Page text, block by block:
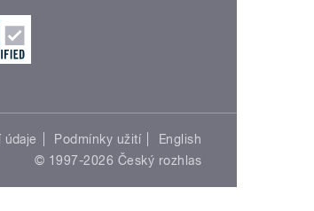
údaje Podmínky užití
English
© 1997-2026 Český rozhlas